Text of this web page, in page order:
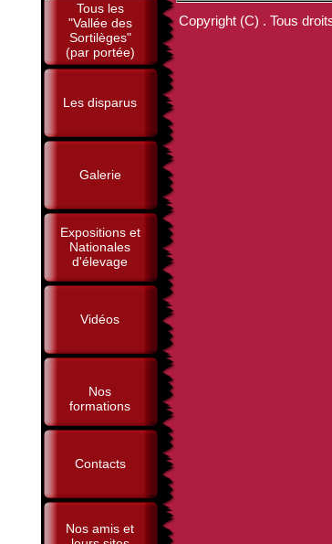
Tous les
"Vallée des
Sortilèges"
(par portée)
Les disparus
Galerie
Expositions et
Nationales
d'élevage
Vidéos
Nos
formations
Contacts
Nos amis et
Copyright (C) . Tous